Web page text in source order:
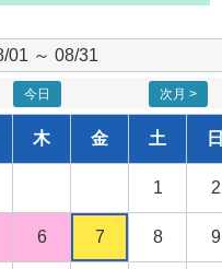
01 ～ 08/31
今日 次月 >
木 金 土 日
1 2
6 7 8 9